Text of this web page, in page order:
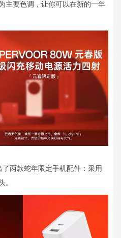
主要色调，让你可以在新的一年
两款蛇年限定手机配件：采用
。